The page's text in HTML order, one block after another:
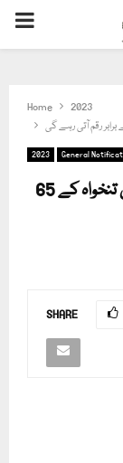
PRIMARY
Home
2023
2023 General
ریٹائر منٹ پر سرکاری ملازم کے اکاؤنٹ میں تنخواہ کے 65
SHARE